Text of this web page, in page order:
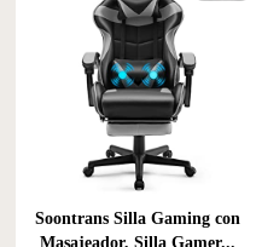
Soontrans Silla Gaming con
Masajeador, Silla Gamer...